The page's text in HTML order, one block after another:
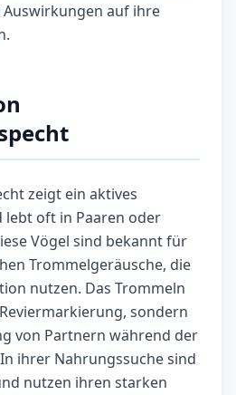
auf ihre
zeigt ein aktives
lebt oft in Paaren oder
Vögel sind bekannt für
Trommelgeräusche, die
nutzen. Das Trommeln
sondern
von Partnern während der
ihrer Nahrungssuche sind
nutzen ihren starken